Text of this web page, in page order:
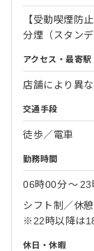
【受動喫煙防
分煙（スタン
アクセス・最寄駅
店舗により異
交通手段
徒歩／電車
勤務時間
06時00分〜 23
シフト制／休憩
※22時以降は
休日・休暇